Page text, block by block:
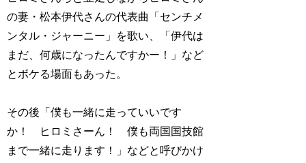
の妻・松本伊代さんの代表曲「センチメ
ンタル・ジャーニー」を歌い、「伊代は
まだ、何歳になったんですかー！」など
とボケる場面もあった。
その後「僕も一緒に走っていいです
か！ ヒロミさーん！ 僕も両国国技館
まで一緒に走ります！」などと呼びかけ